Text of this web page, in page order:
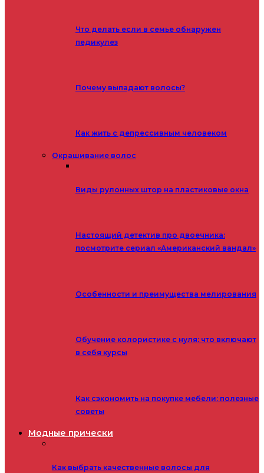
Что делать если в семье обнаружен
педикулез
Почему выпадают волосы?
Как жить с депрессивным человеком
Окрашивание волос
Виды рулонных штор на пластиковые окна
Настоящий детектив про двоечника:
посмотрите сериал «Американский вандал»
Особенности и преимущества мелирования
Обучение колористике с нуля: что включают
в себя курсы
Как сэкономить на покупке мебели: полезные
советы
Модные прически
Как выбрать качественные волосы для